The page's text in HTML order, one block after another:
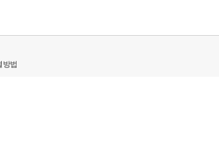
방법